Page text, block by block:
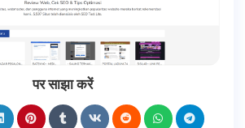
पर साझा करें